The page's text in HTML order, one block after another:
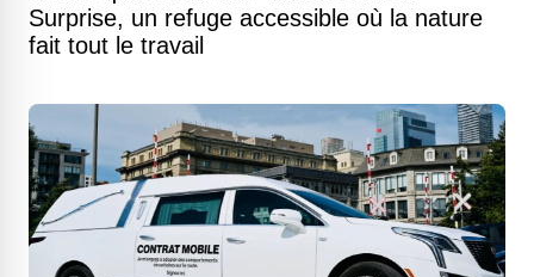
Surprise, un refuge accessible où la nature
fait tout le travail